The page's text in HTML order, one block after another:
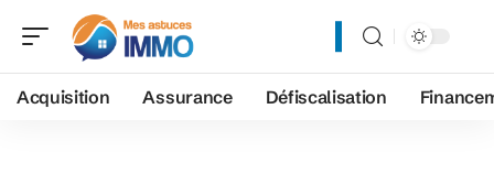
Acquisition Assurance Défiscalisation